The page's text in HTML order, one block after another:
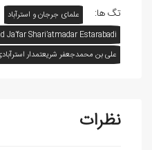
تگ ها:
علمای جرجان و استرآباد
Shari’atmadar Estarabadi
علی بن محمدجعفر شریعتمدار
نظرات